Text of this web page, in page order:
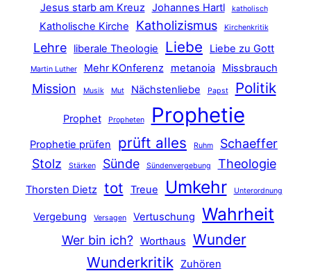
Jesus starb am Kreuz Johannes Hartl katholisch
Katholische Kirche Katholizismus Kirchenkritik
Lehre liberale Theologie Liebe Liebe zu Gott
Martin Luther Mehr KOnferenz metanoia Missbrauch
Mission Musik Mut Nächstenliebe Papst Politik
Prophet Propheten Prophetie
Prophetie prüfen prüft alles Ruhm
Schaeffer
Stolz
Stärken Sünde Sündenvergebung Theologie
Thorsten Dietz tot Treue Umkehr Unterordnung
Vergebung Versagen Vertuschung Wahrheit
Wer bin ich? Worthaus
Wunder
Wunderkritik
Zuhören